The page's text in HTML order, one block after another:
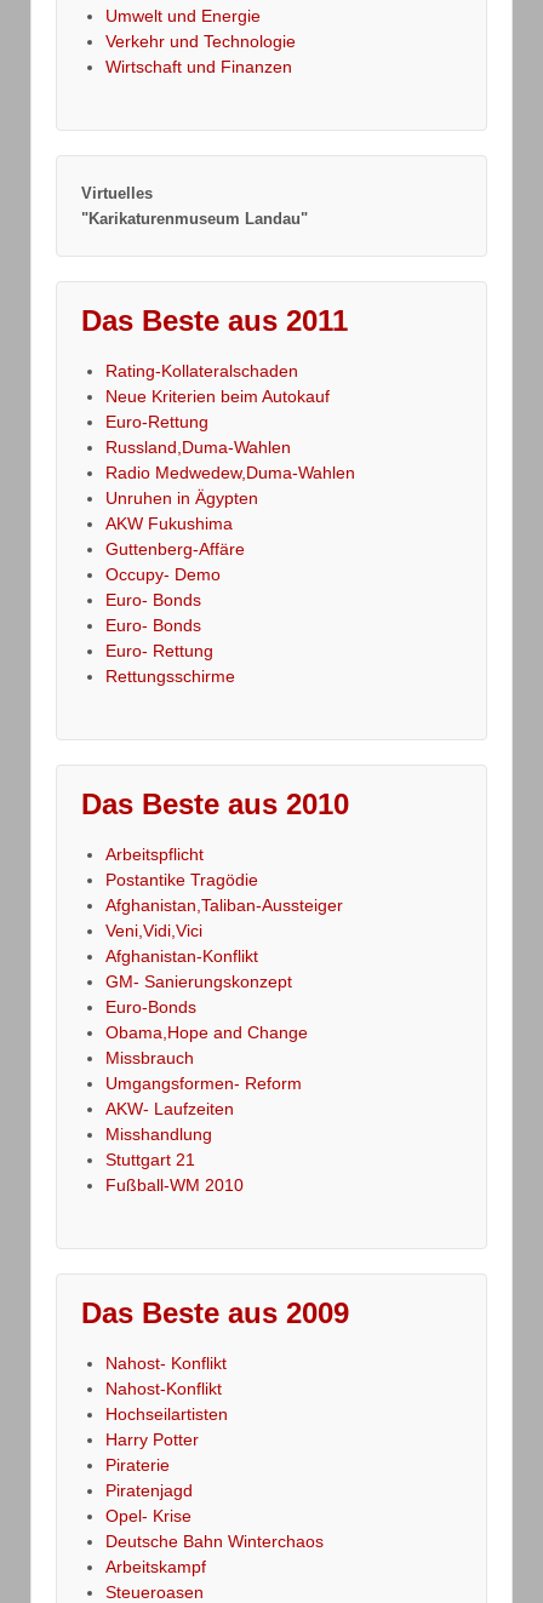
Umwelt und Energie
Verkehr und Technologie
Wirtschaft und Finanzen
Virtuelles
"Karikaturenmuseum Landau"
Das Beste aus 2011
Rating-Kollateralschaden
Neue Kriterien beim Autokauf
Euro-Rettung
Russland,Duma-Wahlen
Radio Medwedew,Duma-Wahlen
Unruhen in Ägypten
AKW Fukushima
Guttenberg-Affäre
Occupy- Demo
Euro- Bonds
Euro- Bonds
Euro- Rettung
Rettungsschirme
Das Beste aus 2010
Arbeitspflicht
Postantike Tragödie
Afghanistan,Taliban-Aussteiger
Veni,Vidi,Vici
Afghanistan-Konflikt
GM- Sanierungskonzept
Euro-Bonds
Obama,Hope and Change
Missbrauch
Umgangsformen- Reform
AKW- Laufzeiten
Misshandlung
Stuttgart 21
Fußball-WM 2010
Das Beste aus 2009
Nahost- Konflikt
Nahost-Konflikt
Hochseilartisten
Harry Potter
Piraterie
Piratenjagd
Opel- Krise
Deutsche Bahn Winterchaos
Arbeitskampf
Steueroasen